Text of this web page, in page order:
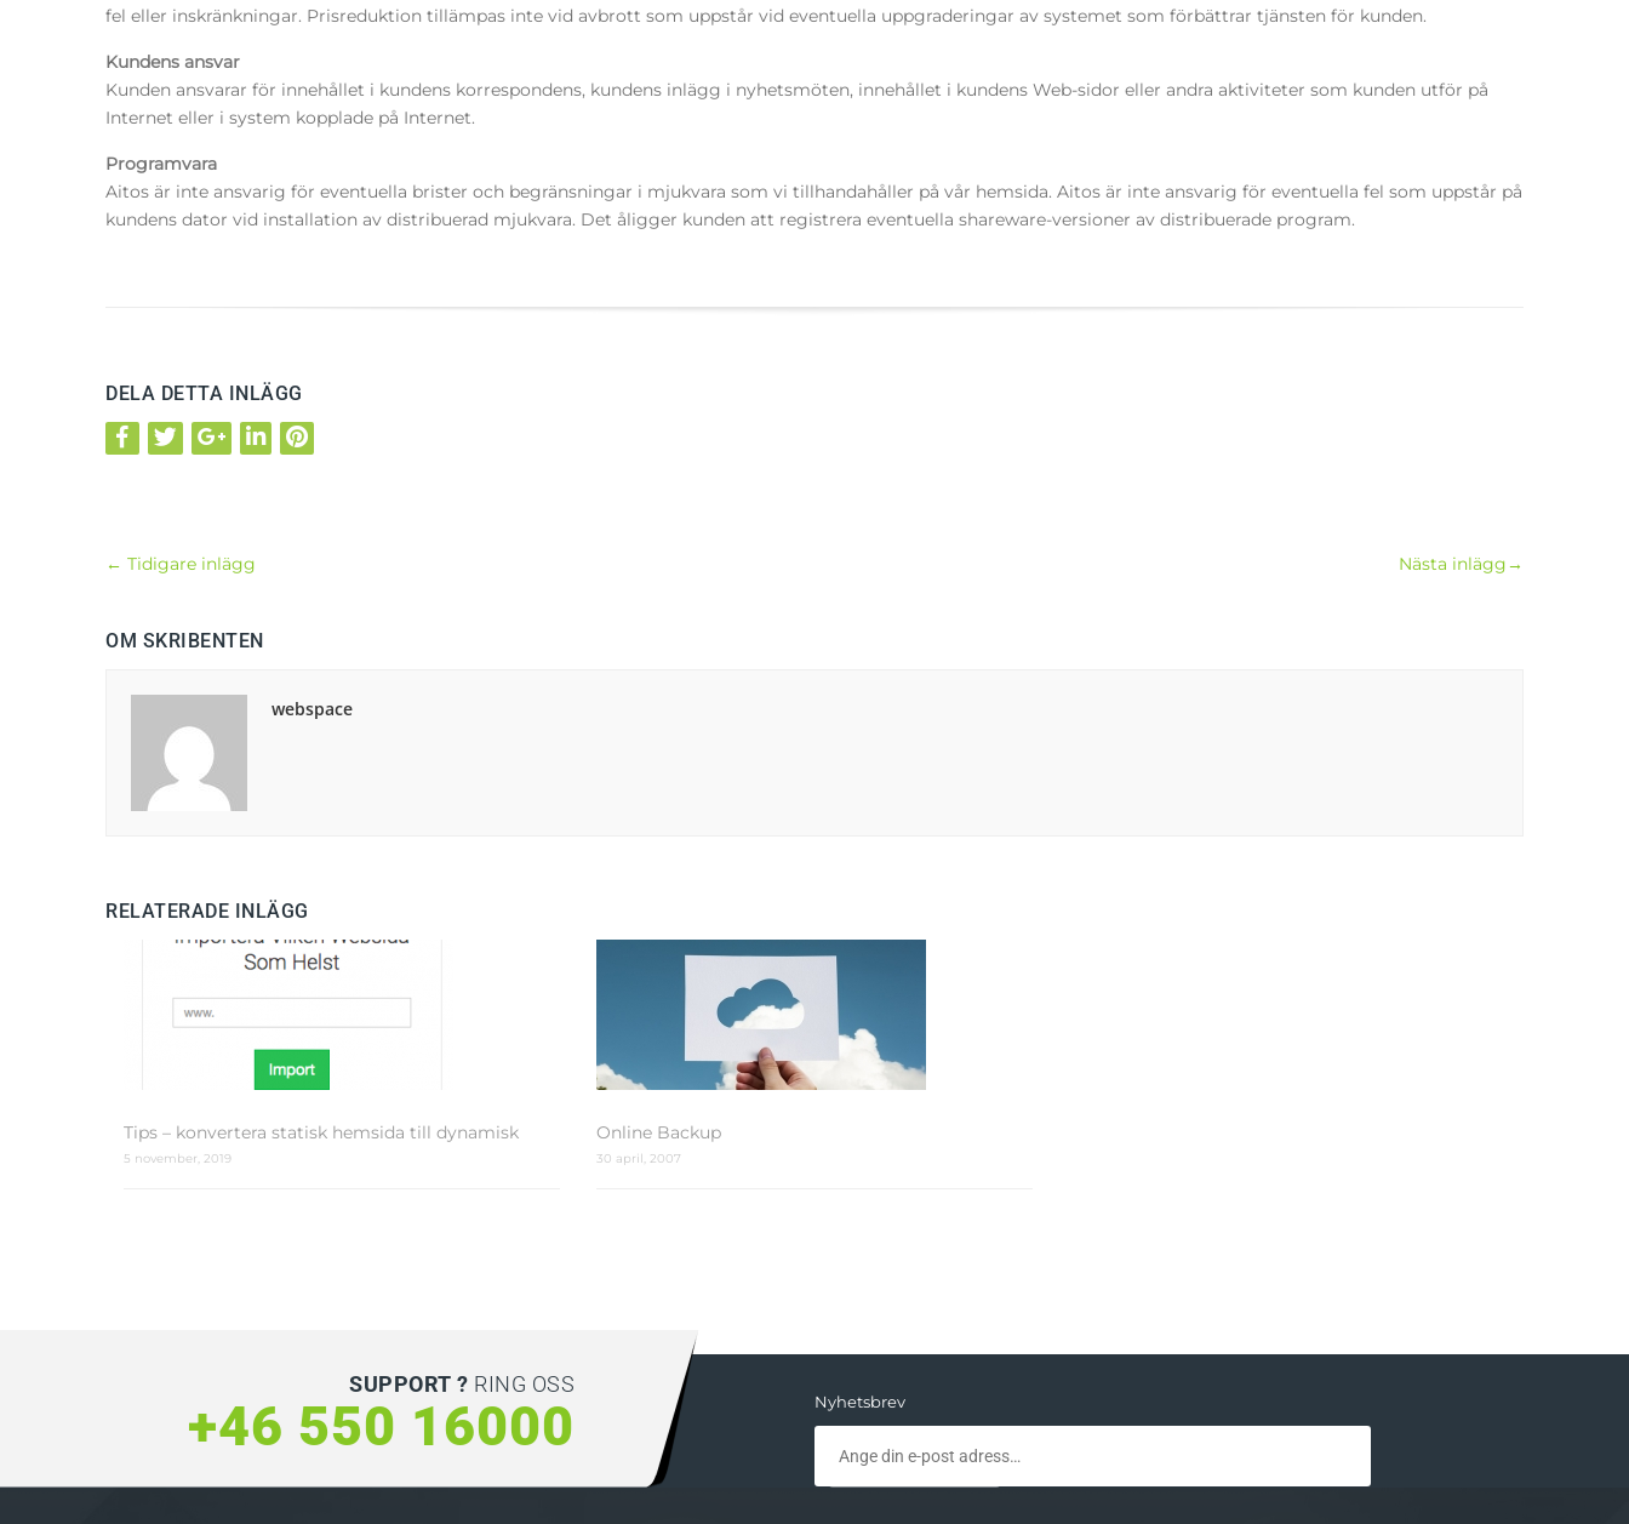
fel eller inskränkningar. Prisreduktion tillämpas inte vid avbrott som uppstår vid eventuella uppgraderingar av systemet som förbättrar tjänsten för kunden.
Kundens ansvar
Kunden ansvarar för innehållet i kundens korrespondens, kundens inlägg i nyhetsmöten, innehållet i kundens Web-sidor eller andra aktiviteter som kunden utför på
Internet eller i system kopplade på Internet.
Programvara
Aitos är inte ansvarig för eventuella brister och begränsningar i mjukvara som vi tillhandahåller på vår hemsida. Aitos är inte ansvarig för eventuella fel som uppstår på
kundens dator vid installation av distribuerad mjukvara. Det åligger kunden att registrera eventuella shareware-versioner av distribuerade program.
DELA DETTA INLÄGG
← Tidigare inlägg Nästa inlägg→
OM SKRIBENTEN
webspace
RELATERADE INLÄGG
Tips – konvertera statisk hemsida till dynamisk
5 november, 2019
Online Backup
30 april, 2007
SUPPORT ? RING OSS
+46 550 16000 Nyhetsbrev